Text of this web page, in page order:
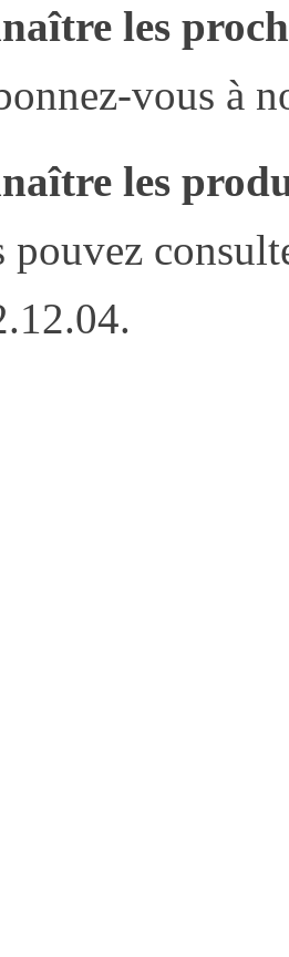
les
vous à
les
pouvez